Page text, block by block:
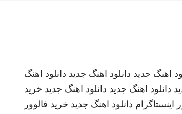
اهنگ جدید دانلود اهنگ جدید دانلود اهنگ
دانلود اهنگ جدید دانلود اهنگ جدید خرید
اینستاگرام دانلود اهنگ جدید خرید فالوور